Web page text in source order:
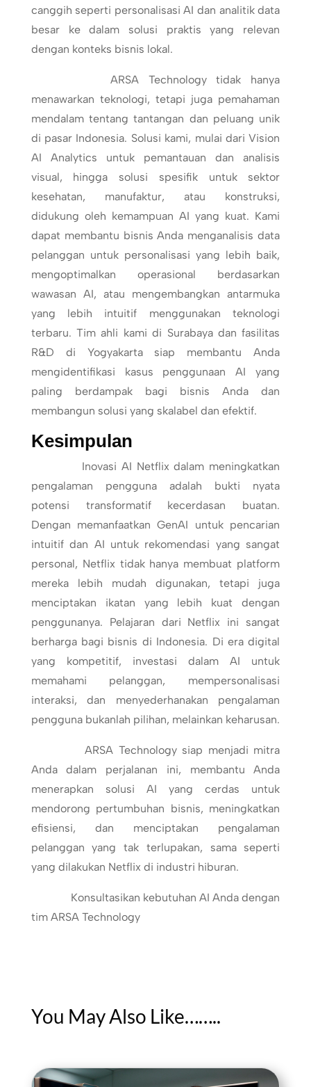
canggih seperti personalisasi AI dan analitik data
besar ke dalam solusi praktis yang relevan
dengan konteks bisnis lokal.
ARSA Technology tidak hanya
menawarkan teknologi, tetapi juga pemahaman
mendalam tentang tantangan dan peluang unik
di pasar Indonesia. Solusi kami, mulai dari Vision
AI Analytics untuk pemantauan dan analisis
visual, hingga solusi spesifik untuk sektor
kesehatan, manufaktur, atau konstruksi,
didukung oleh kemampuan AI yang kuat. Kami
dapat membantu bisnis Anda menganalisis data
pelanggan untuk personalisasi yang lebih baik,
mengoptimalkan operasional berdasarkan
wawasan AI, atau mengembangkan antarmuka
yang lebih intuitif menggunakan teknologi
terbaru. Tim ahli kami di Surabaya dan fasilitas
R&D di Yogyakarta siap membantu Anda
mengidentifikasi kasus penggunaan AI yang
paling berdampak bagi bisnis Anda dan
membangun solusi yang skalabel dan efektif.
Kesimpulan
Inovasi AI Netflix dalam meningkatkan
pengalaman pengguna adalah bukti nyata
potensi transformatif kecerdasan buatan.
Dengan memanfaatkan GenAI untuk pencarian
intuitif dan AI untuk rekomendasi yang sangat
personal, Netflix tidak hanya membuat platform
mereka lebih mudah digunakan, tetapi juga
menciptakan ikatan yang lebih kuat dengan
penggunanya. Pelajaran dari Netflix ini sangat
berharga bagi bisnis di Indonesia. Di era digital
yang kompetitif, investasi dalam AI untuk
memahami pelanggan, mempersonalisasi
interaksi, dan menyederhanakan pengalaman
pengguna bukanlah pilihan, melainkan keharusan.
ARSA Technology siap menjadi mitra
Anda dalam perjalanan ini, membantu Anda
menerapkan solusi AI yang cerdas untuk
mendorong pertumbuhan bisnis, meningkatkan
efisiensi, dan menciptakan pengalaman
pelanggan yang tak terlupakan, sama seperti
yang dilakukan Netflix di industri hiburan.
Konsultasikan kebutuhan AI Anda dengan
tim ARSA Technology
You May Also Like……..